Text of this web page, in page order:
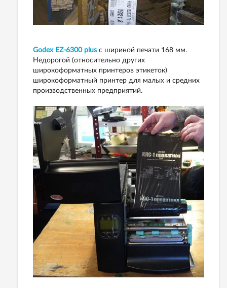
Godex EZ-6300 plus с шириной печати 168 мм.
Недорогой (относительно других
широкоформатных принтеров этикеток)
широкоформатный принтер для малых и средних
производственных предприятий.